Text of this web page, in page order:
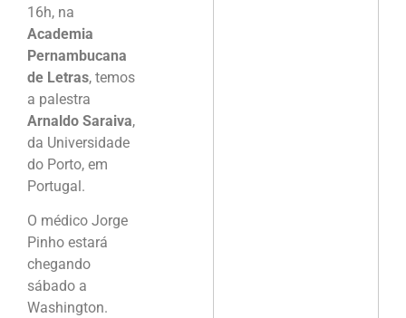
16h, na
Academia
Pernambucana
de Letras, temos
a palestra
Arnaldo Saraiva,
da Universidade
do Porto, em
Portugal.
O médico Jorge
Pinho estará
chegando
sábado a
Washington.